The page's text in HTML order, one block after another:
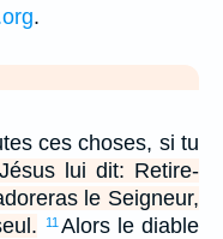
.
ces choses, si tu
Jésus lui dit: Retire-
le Seigneur,
11 Alors le diable